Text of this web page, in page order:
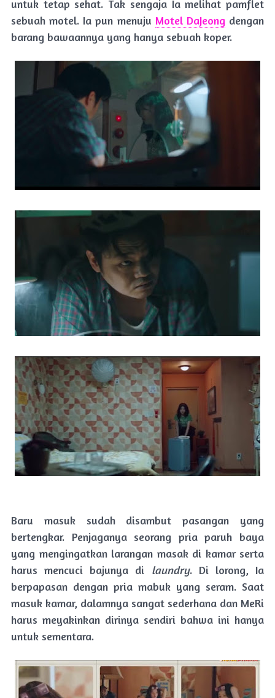
untuk tetap sehat. Tak sengaja Ia melihat pamflet
sebuah motel. Ia pun menuju Motel DaJeongdengan
barang bawaannya yang hanya sebuah koper.
Baru masuk sudah disambut pasangan yang
bertengkar. Penjaganya seorang pria paruh baya
yang mengingatkan larangan masak di kamar serta
harus mencuci bajunya di laundry. Di lorong, Ia
berpapasan dengan pria mabuk yang seram. Saat
masuk kamar, dalamnya sangat sederhana dan MeRi
harus meyakinkan dirinya sendiri bahwa ini hanya
untuk sementara.